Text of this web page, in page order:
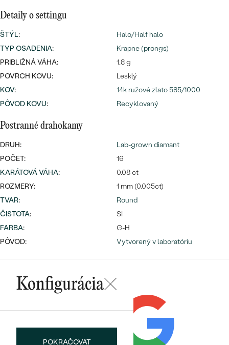
Wave kolekcia
Bestsellery
Detaily o settingu
ŠTÝL:
Halo/Half halo
TYP OSADENIA:
Krapne (prongs)
PRIBLIŽNÁ VÁHA:
1,8 g
POVRCH KOVU:
Lesklý
KOV:
14k ružové zlato 585/1000
PÔVOD KOVU: Recyklovaný
Postranné drahokamy
DRUH:
Lab-grown diamant
POČET:
16
KARÁTOVÁ VÁHA:
0.08 ct
ROZMERY:
1 mm (0.005ct)
TVAR:
Round
ČISTOTA:
SI
FARBA:
G-H
PÔVOD:
Vytvorený v laboratóriu
Konfigurácia
POKRAČOVAT